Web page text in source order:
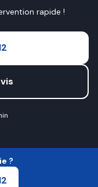
rapide !
?